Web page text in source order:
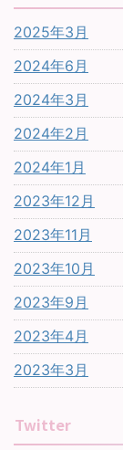
2025年3月
2024年6月
2024年3月
2024年2月
2024年1月
2023年12月
2023年11月
2023年10月
2023年9月
2023年4月
2023年3月
Twitter